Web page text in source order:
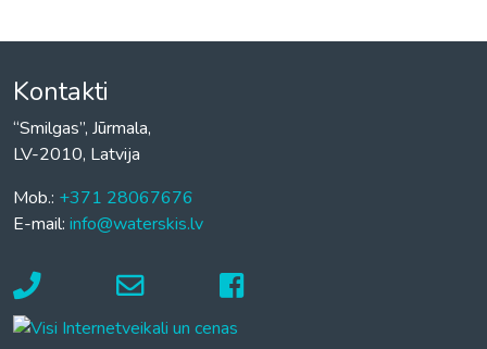
Kontakti
“Smilgas”, Jūrmala,
LV-2010, Latvija
Mob.: +371 28067676
E-mail: info@waterskis.lv